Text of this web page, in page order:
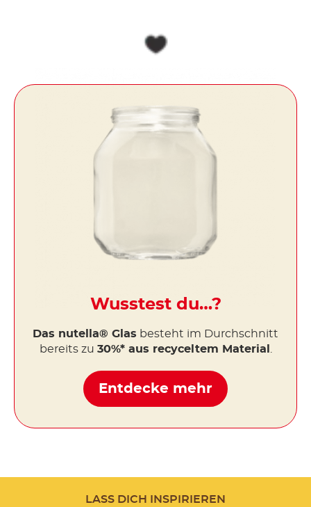
Wusstest du…?
Das nutella® Glas besteht im Durchschnitt
bereits zu 30%* aus recyceltem Material
Entdecke mehr
LASS DICH INSPIRIEREN